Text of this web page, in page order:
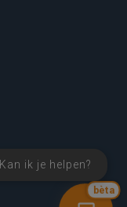
bèta
Kan ik je helpen?